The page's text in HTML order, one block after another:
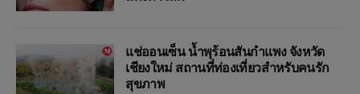
แช่ออนเซ็น น้ำพุร้อนสันกำแพง จังหวัด
เชียงใหม่ สถานที่ท่องเที่ยวสำหรับคนรัก
สุขภาพ